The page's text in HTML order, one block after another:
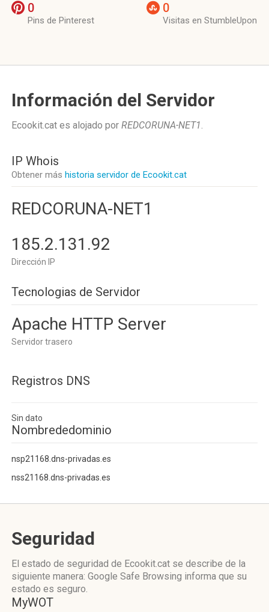
0
Pins de Pinterest
0
Visitas en StumbleUpon
Información del Servidor
Ecookit.cat es alojado por REDCORUNA-NET1.
IP Whois
Obtener más historia servidor de Ecookit.cat
REDCORUNA-NET1
185.2.131.92
Dirección IP
Tecnologias de Servidor
Apache HTTP Server
Servidor trasero
Registros DNS
Sin dato
Nombrededominio
nsp21168.dns-privadas.es
nss21168.dns-privadas.es
Seguridad
El estado de seguridad de Ecookit.cat se describe de la
siguiente manera: Google Safe Browsing informa que su
estado es seguro.
MyWOT